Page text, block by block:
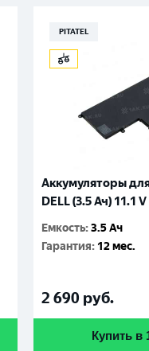
PITATEL
Аккумуляторы
DELL (3.5 Ач) 11.1
Емкость:3.5 Ач
Гарантия: 12 мес.
2 690 руб.
Купить в